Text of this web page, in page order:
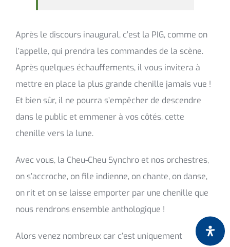
Après le discours inaugural, c’est la PIG, comme on
l’appelle, qui prendra les commandes de la scène.
Après quelques échauffements, il vous invitera à
mettre en place la plus grande chenille jamais vue !
Et bien sûr, il ne pourra s’empêcher de descendre
dans le public et emmener à vos côtés, cette
chenille vers la lune.
Avec vous, la Cheu-Cheu Synchro et nos orchestres,
on s’accroche, on file indienne, on chante, on danse,
on rit et on se laisse emporter par une chenille que
nous rendrons ensemble anthologique !
Alors venez nombreux car c’est uniquement